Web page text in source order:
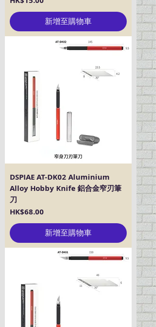
新增至購物車
DSPIAE AT-DK02 Aluminium
Alloy Hobby Knife 鋁合金窄刃筆
刀
價格
HK$68.00
新增至購物車